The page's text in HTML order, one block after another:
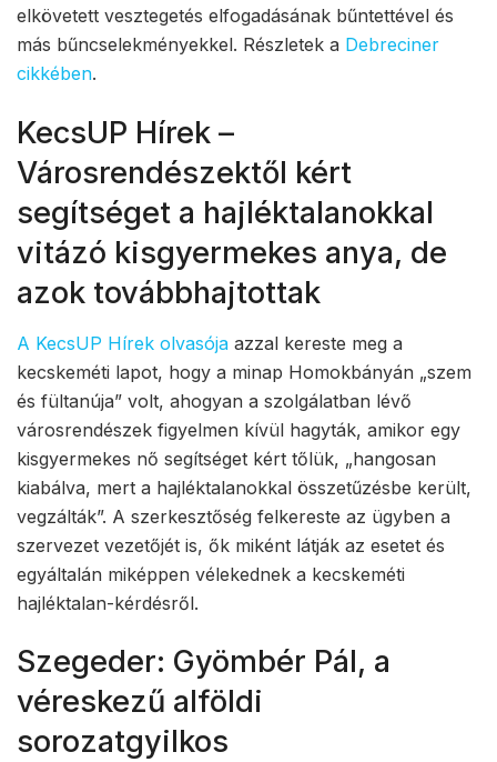
elkövetett vesztegetés elfogadásának bűntettével és
más bűncselekményekkel. Részletek a Debreciner
cikkében.
KecsUP Hírek –
Városrendészektől kért
segítséget a hajléktalanokkal
vitázó kisgyermekes anya, de
azok továbbhajtottak
A KecsUP Hírek olvasója azzal kereste meg a
kecskeméti lapot, hogy a minap Homokbányán „szem
és fültanúja” volt, ahogyan a szolgálatban lévő
városrendészek figyelmen kívül hagyták, amikor egy
kisgyermekes nő segítséget kért tőlük, „hangosan
kiabálva, mert a hajléktalanokkal összetűzésbe került,
vegzálták”. A szerkesztőség felkereste az ügyben a
szervezet vezetőjét is, ők miként látják az esetet és
egyáltalán miképpen vélekednek a kecskeméti
hajléktalan-kérdésről.
Szegeder: Gyömbér Pál, a
véreskezű alföldi
sorozatgyilkos